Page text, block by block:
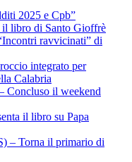
2025 e Cpb”
libro di Santo Gioffrè
ravvicinati” di
integrato per
Calabria
il weekend
il libro su Papa
– Torna il primario di